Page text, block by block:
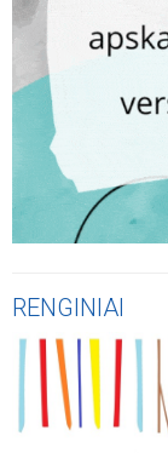
RENGINIAI